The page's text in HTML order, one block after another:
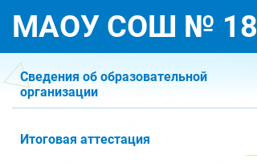
МАОУ СОШ № 18
Сведения об образовательной
организации
Итоговая аттестация